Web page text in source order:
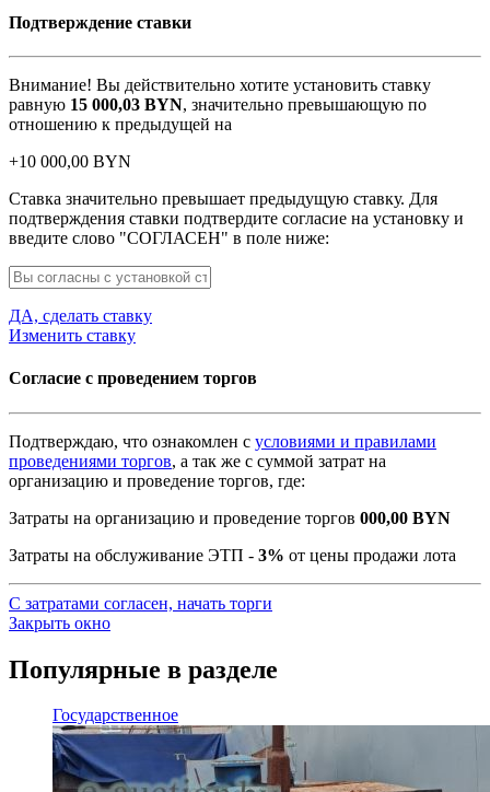
Подтверждение ставки
Внимание! Вы действительно хотите установить ставку
равную 15 000,03 BYN, значительно превышающую по
отношению к предыдущей на
+10 000,00 BYN
Ставка значительно превышает предыдущую ставку. Для
подтверждения ставки подтвердите согласие на установку и
введите слово "СОГЛАСЕН" в поле ниже:
ДА, сделать ставку
Изменить ставку
Согласие с проведением торгов
Подтверждаю, что ознакомлен с условиями и правилами
проведениями торгов, а так же с суммой затрат на
организацию и проведение торгов, где:
Затраты на организацию и проведение торгов 000,00 BYN
Затраты на обслуживание ЭТП - 3% от цены продажи лота
С затратами согласен, начать торги
Закрыть окно
Популярные в разделе
Государственное